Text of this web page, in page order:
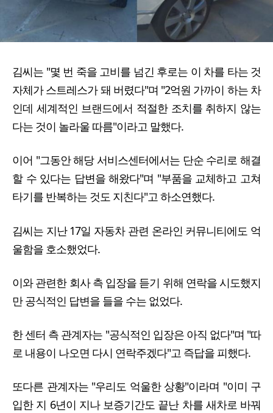
김씨는 "몇 번 죽을 고비를 넘긴 후로는 이 차를 타는 것
자체가 스트레스가 돼 버렸다"며 "2억원 가까이 하는 차
인데 세계적인 브랜드에서 적절한 조치를 취하지 않는
다는 것이 놀라울 따름"이라고 말했다.
이어 "그동안 해당 서비스센터에서는 단순 수리로 해결
할 수 있다는 답변을 해왔다"며 "부품을 교체하고 고쳐
타기를 반복하는 것도 지친다"고 하소연했다.
김씨는 지난 17일 자동차 관련 온라인 커뮤니티에도 억
울함을 호소했었다.
이와 관련한 회사 측 입장을 듣기 위해 연락을 시도했지
만 공식적인 답변을 들을 수는 없었다.
한 센터 측 관계자는 "공식적인 입장은 아직 없다"며 "따
로 내용이 나오면 다시 연락주겠다"고 즉답을 피했다.
또다른 관계자는 "우리도 억울한 상황"이라며 "이미 구
입한 지 6년이 지나 보증기간도 끝난 차를 새차로 바꿔